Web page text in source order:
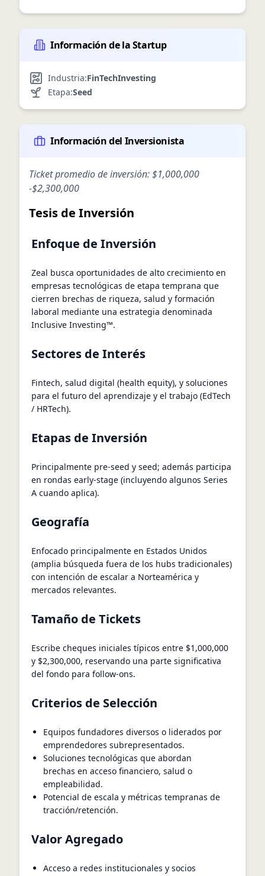
Información de la Startup
Industria:FinTechInvesting
Etapa:Seed
Información del Inversionista
Ticket promedio de inversión:$1,000,000
-$2,300,000
Tesis de Inversión
Enfoque de Inversión
Zeal busca oportunidades de alto crecimiento en
empresas tecnológicas de etapa temprana que
cierren brechas de riqueza, salud y formación
laboral mediante una estrategia denominada
Inclusive Investing™.
Sectores de Interés
Fintech, salud digital (health equity), y soluciones
para el futuro del aprendizaje y el trabajo (EdTech
/ HRTech).
Etapas de Inversión
Principalmente pre-seed y seed; además participa
en rondas early-stage (incluyendo algunos Series
A cuando aplica).
Geografía
Enfocado principalmente en Estados Unidos
(amplia búsqueda fuera de los hubs tradicionales)
con intención de escalar a Norteamérica y
mercados relevantes.
Tamaño de Tickets
Escribe cheques iniciales típicos entre $1,000,000
y $2,300,000, reservando una parte significativa
del fondo para follow-ons.
Criterios de Selección
Equipos fundadores diversos o liderados por
emprendedores subrepresentados.
Soluciones tecnológicas que abordan
brechas en acceso financiero, salud o
empleabilidad.
Potencial de escala y métricas tempranas de
tracción/retención.
Valor Agregado
Acceso a redes institucionales y socios